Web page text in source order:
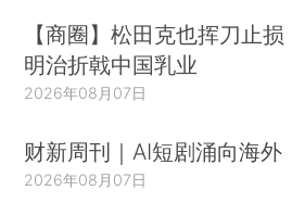
【商圈】松田克也挥刀止损
明治折戟中国乳业
2026年08月07日
财新周刊｜AI短剧涌向海外
2026年08月07日